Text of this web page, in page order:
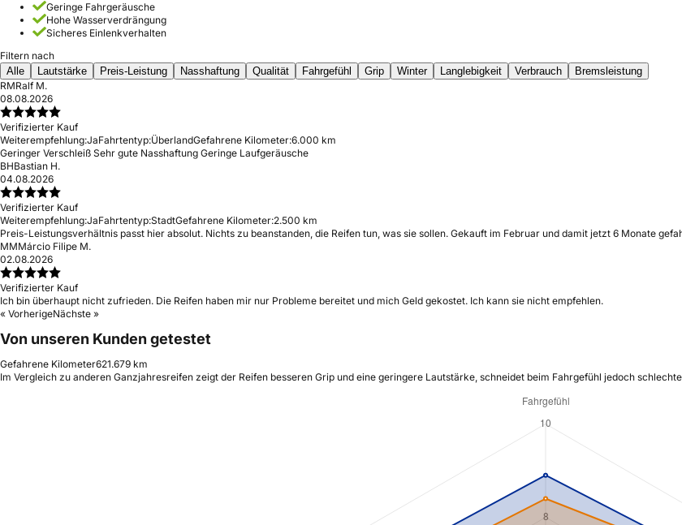
Geringe Fahrgeräusche
Hohe Wasserverdrängung
Sicheres Einlenkverhalten
Filtern nach
Alle
Lautstärke Preis-Leistung Nasshaftung Qualität Fahrgefühl Grip Winter Langlebigkeit Verbrauch
Bremsleistung
RMRalf M.
08.08.2026
Verifizierter Kauf
Weiterempfehlung:JaFahrtentyp:ÜberlandGefahrene Kilometer:6.000 km
Geringer Verschleiß Sehr gute Nasshaftung Geringe Laufgeräusche
BHBastian H.
04.08.2026
Verifizierter Kauf
Weiterempfehlung:JaFahrtentyp:StadtGefahrene Kilometer:2.500 km
Preis-Leistungsverhältnis passt hier absolut. Nichts zu beanstanden, die Reifen tun, was sie sollen. Gekauft im Februar und damit jetzt 6 Monate
MMMárcio Filipe M.
02.08.2026
Verifizierter Kauf
Ich bin überhaupt nicht zufrieden. Die Reifen haben mir nur Probleme bereitet und mich Geld gekostet. Ich kann sie nicht empfehlen.
« VorherigeNächste »
Von unseren Kunden getestet
Gefahrene Kilometer621.679 km
Im Vergleich zu anderen Ganzjahresreifen zeigt der Reifen besseren Grip und eine geringere Lautstärke, schneidet beim Fahrgefühl jedoch